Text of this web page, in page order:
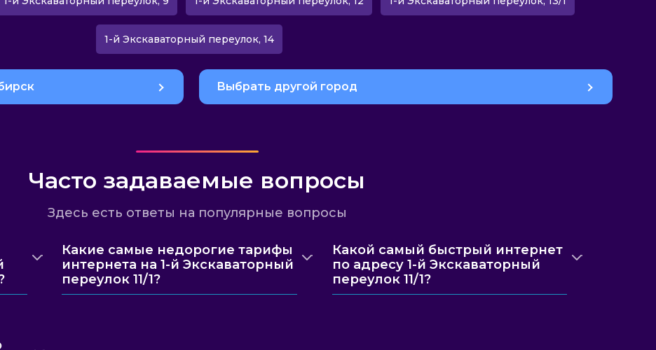
1-й Экскаваторный переулок, 14
Выбрать другой город
Часто задаваемые вопросы
Здесь есть ответы на популярные вопросы
Какие самые недорогие тарифы
интернета на 1-й Экскаваторный
переулок 11/1?
Какой самый быстрый интернет
по адресу 1-й Экскаваторный
переулок 11/1?